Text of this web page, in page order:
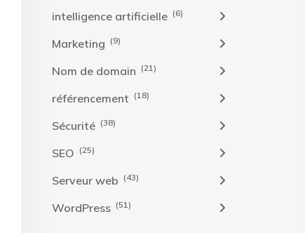
intelligence artificielle (6)
Marketing (9)
Nom de domain (21)
référencement (18)
Sécurité (38)
SEO (25)
Serveur web (43)
WordPress (51)